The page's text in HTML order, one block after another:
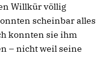
Willkür völlig
scheinbar alles
konnten sie ihm
– nicht weil seine